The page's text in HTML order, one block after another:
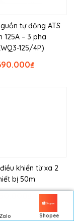
Zalo Shopee
tự động ATS
125A – 3 pha
125/4P)
₫
khiển từ xa 2
bị 50m